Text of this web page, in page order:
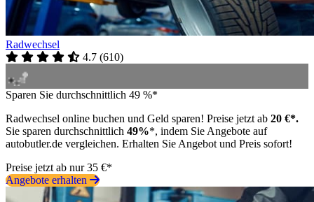
Radwechsel
4.7 (610)
Sparen Sie durchschnittlich 49 %*
Radwechsel online buchen und Geld sparen! Preise jetzt ab 20 €*.
Sie sparen durchschnittlich 49%*, indem Sie Angebote auf
autobutler.de vergleichen. Erhalten Sie Angebot und Preis sofort!
Preise jetzt ab nur 35 €*
Angebote erhalten